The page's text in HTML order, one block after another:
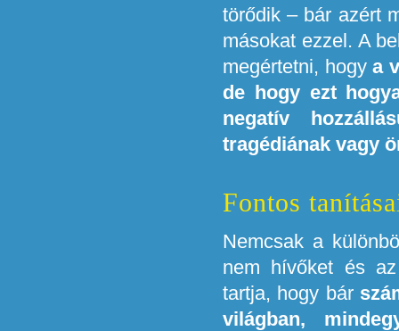
törődik – bár azért
másokat ezzel. A
megértetni, hogya
de hogy ezt
negatív
tragédiának vagy
Fontos
Nemcsak a
nem hívőket és
tartja, hogy bár
világban,